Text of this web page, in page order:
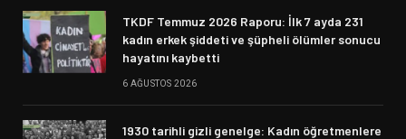
TKDF Temmuz 2026 Raporu: İlk 7 ayda 231
kadın erkek şiddeti ve şüpheli ölümler sonucu
hayatını kaybetti
6 AĞUSTOS 2026
1930 tarihli gizli genelge: Kadın öğretmenlere